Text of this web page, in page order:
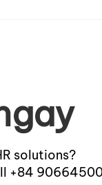
solutions?
+84